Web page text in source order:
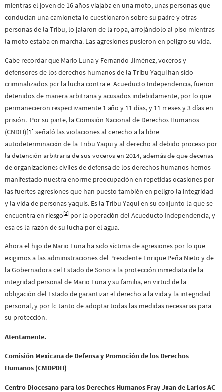
mientras el joven de 16 años viajaba en una moto, unas personas que
conducían una camioneta lo cuestionaron sobre su padre y otras
personas de la Tribu, lo jalaron de la ropa, arrojándolo al piso mientras
la moto estaba en marcha. Las agresiones pusieron en peligro su vida.
Cabe recordar que Mario Luna y Fernando Jiménez, voceros y
defensores de los derechos humanos de la Tribu Yaqui han sido
criminalizados por la lucha contra el Acueducto Independencia, fueron
detenidos de manera arbitraria y acusados indebidamente, por lo que
permanecieron respectivamente 1 año y 11 días, y 11 meses y 3 días en
prisión. Por su parte, la Comisión Nacional de Derechos Humanos
(CNDH)[1] señaló las violaciones al derecho a la libre
autodeterminación de la Tribu Yaqui y al derecho al debido proceso por
la detención arbitraria de sus voceros en 2014, además de que decenas
de organizaciones civiles de defensa de los derechos humanos hemos
manifestado nuestra enorme preocupación en repetidas ocasiones por
las fuertes agresiones que han puesto también en peligro la integridad
y la vida de personas yaquis. Es la Tribu Yaqui en su conjunto la que se
encuentra en riesgo[2] por la operación del Acueducto Independencia, y
esa es la razón de su lucha por el agua.
Ahora el hijo de Mario Luna ha sido víctima de agresiones por lo que
exigimos a las administraciones del Presidente Enrique Peña Nieto y de
la Gobernadora del Estado de Sonora la protección inmediata de la
integridad personal de Mario Luna y su familia, en virtud de la
obligación del Estado de garantizar el derecho a la vida y la integridad
personal, y por lo tanto de adoptar todas las medidas necesarias para
su protección.
Atentamente.
Comisión Mexicana de Defensa y Promoción de los Derechos
Humanos (CMDPDH)
Centro Diocesano para los Derechos Humanos Fray Juan de Larios AC